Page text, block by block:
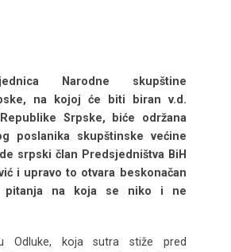
Narodne skupštine
na kojoj će biti biran v.d.
Srpske, biće održana
poslanika skupštinske većine
srpski član Predsjedništva BiH
i upravo to otvara beskonačan
pitanja na koja se niko i ne
Odluke, koja sutra stiže pred